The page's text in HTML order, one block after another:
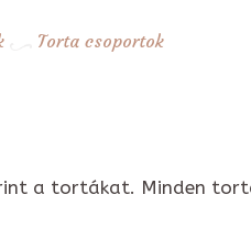
Torta csoportok
a tortákat. Minden